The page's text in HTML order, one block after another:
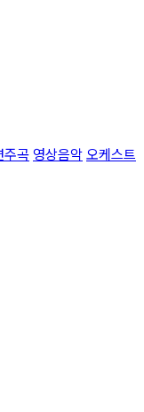
주곡 영상음악 오케스트